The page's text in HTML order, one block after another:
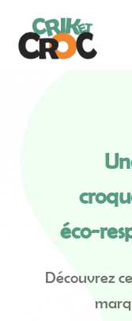
éco-
Découvrez